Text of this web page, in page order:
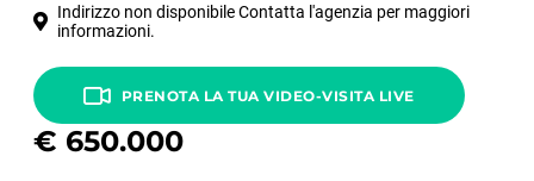
Indirizzo non disponibile Contatta l'agenzia per maggiori
informazioni.
PRENOTA LA TUA VIDEO-VISITA LIVE
€ 650.000